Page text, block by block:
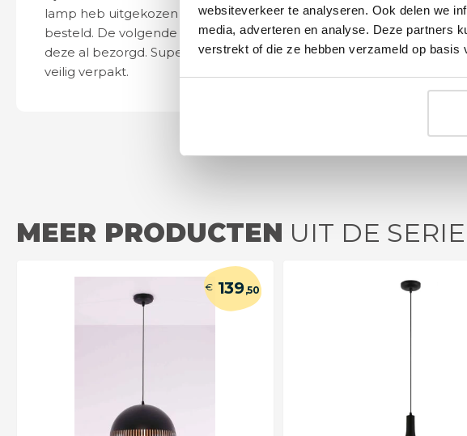
websiteverkeer te analyseren. Ook delen we
media, adverteren en analyse. Deze partners
verstrekt of die ze hebben verzameld op basis
lamp heb uitgekozen en
besteld. De volgende dag werd
deze al bezorgd. Super netjes en
veilig verpakt.
leveren verliep vlot en volledig
naar wens. Het artikel is zeer
mooi en schept veel sfeer, het is
MEER PRODUCTEN UIT DE
€ 139,50